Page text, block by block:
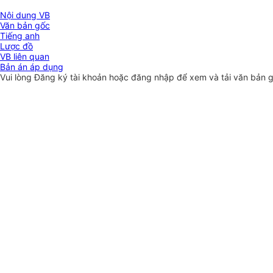
Nội dung VB
Văn bản gốc
Tiếng anh
Lược đồ
VB liên quan
Bản án áp dụng
Vui lòngĐăng ký tài khoản hoặc đăng nhập để xem và tải văn bản